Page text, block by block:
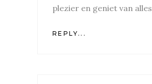
plezier en geniet van alles
REPLY...